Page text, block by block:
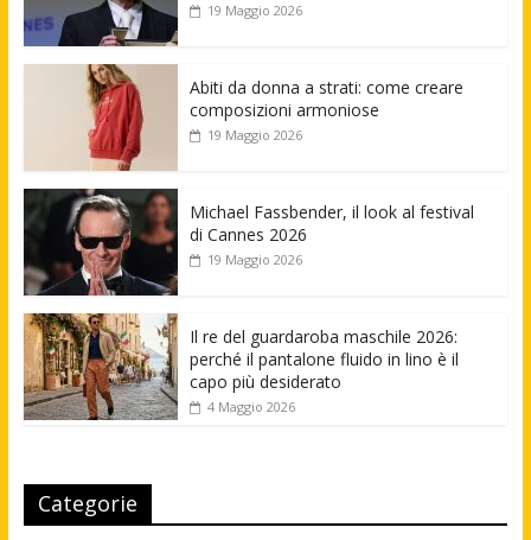
19 Maggio 2026
Abiti da donna a strati: come creare
composizioni armoniose
19 Maggio 2026
Michael Fassbender, il look al festival
di Cannes 2026
19 Maggio 2026
Il re del guardaroba maschile 2026:
perché il pantalone fluido in lino è il
capo più desiderato
4 Maggio 2026
Categorie